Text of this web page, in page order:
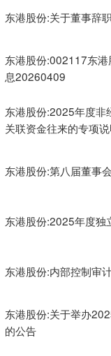
东港股份:关于董事辞
东港股份:002117东
息20260409
东港股份:2025年度非
关联资金往来的专项
东港股份:第八届董事
东港股份:2025年度独
东港股份:内部控制审
东港股份:关于举办
的公告